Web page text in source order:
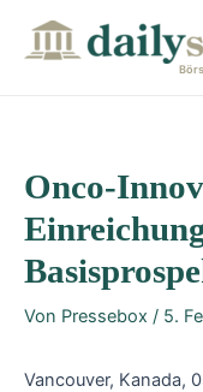
Onco-
Von Pressebox / 5.
Vancouver, Kanada,